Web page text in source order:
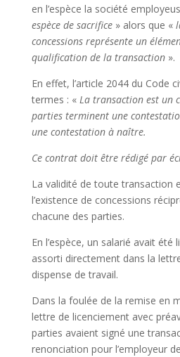
en l’espèce la société
espèce de sacrifice» alors que «
concessions représente un
qualification de la transaction».
En effet, l’article 2044 du Code
termes : « La transaction est un
parties terminent une
une contestation à naître.
Ce contrat doit être rédigé par
La validité de toute transaction
l’existence de concessions
chacune des parties.
En l’espèce, un salarié avait été
assorti directement dans la
dispense de travail.
Dans la foulée de la remise en
lettre de licenciement avec
parties avaient signé une
renonciation pour l’employeur